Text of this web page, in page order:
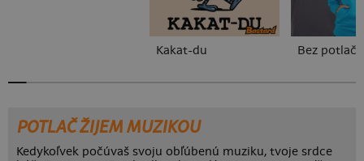
Kakat-du Bez potlače
POTLAČ ŽIJEM MUZIKOU
Kedykoľvek počúvaš svoju obľúbenú muziku, tvoje srdce